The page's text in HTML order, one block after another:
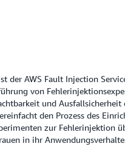
der AWS Fault Injection
von
und Ausfallsicherheit
den Prozess des
zur Fehlerinjektion
in ihr